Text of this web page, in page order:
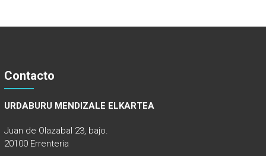
Contacto
URDABURU MENDIZALE ELKARTEA
Juan de Olazabal 23, bajo.
20100 Errenteria